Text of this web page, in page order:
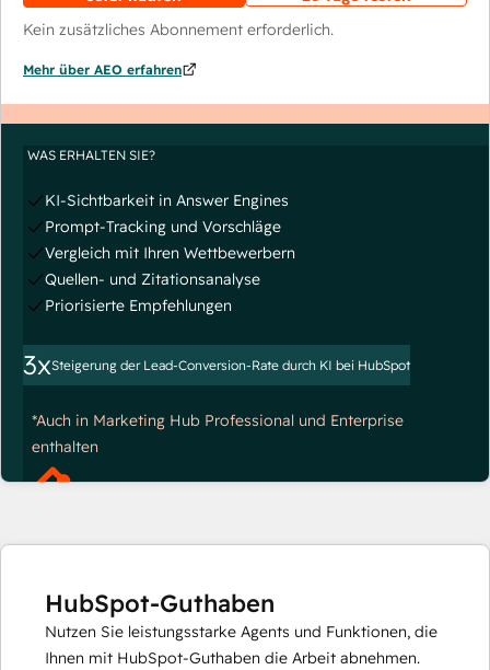
Kein zusätzliches Abonnement erforderlich.
Mehr über AEO erfahren
WAS ERHALTEN SIE?
KI-Sichtbarkeit in Answer Engines
Prompt-Tracking und Vorschläge
Vergleich mit Ihren Wettbewerbern
Quellen- und Zitationsanalyse
Priorisierte Empfehlungen
3xSteigerung der Lead-Conversion-Rate durch KI bei HubSpot
*Auch in Marketing Hub Professional und Enterprise
enthalten
HubSpot-Guthaben
Nutzen Sie leistungsstarke Agents und Funktionen, die
Ihnen mit HubSpot-Guthaben die Arbeit abnehmen.